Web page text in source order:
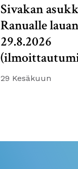
Sivakan
Ranualle
29.8.2026
29 Kesäkuun